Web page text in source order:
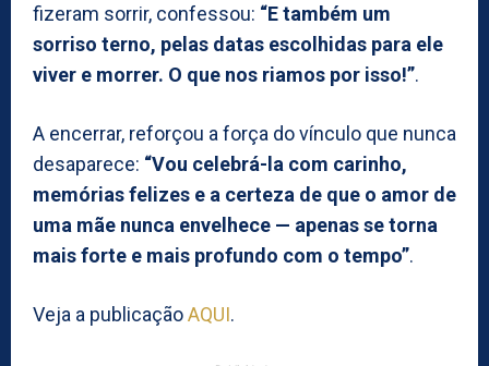
fizeram sorrir, confessou: “E também um
sorriso terno, pelas datas escolhidas para ele
viver e morrer. O que nos riamos por isso!”.
A encerrar, reforçou a força do vínculo que nunca
desaparece: “Vou celebrá-la com carinho,
memórias felizes e a certeza de que o amor de
uma mãe nunca envelhece — apenas se torna
mais forte e mais profundo com o tempo”.
Veja a publicaçãoAQUI.